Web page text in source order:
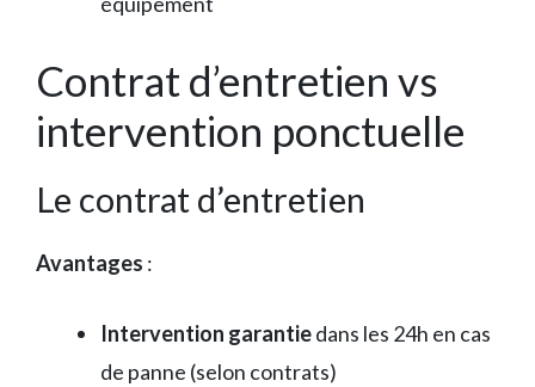
Contrat d’entretien vs
intervention ponctuelle
Le contrat d’entretien
Avantages :
Intervention garantiedans les 24h en cas
de panne (selon contrats)